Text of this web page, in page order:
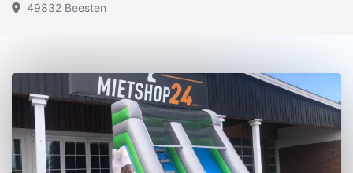
49832 Beesten